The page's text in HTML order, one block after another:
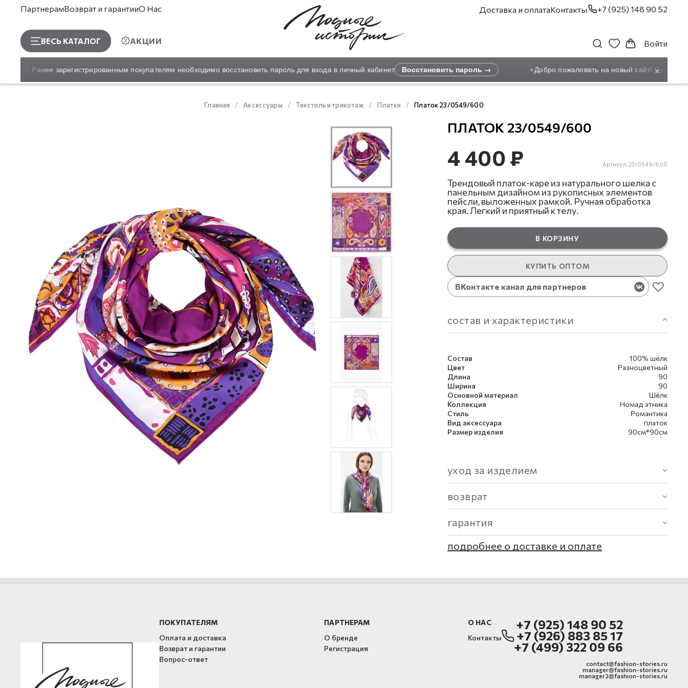
ПартнерамВозврат и гарантииО Нас
ВЕСЬ КАТАЛОГ АКЦИИ
Доставка и оплатаКонтакты +7 (925) 148 90 52
Войти
сайт! Ранее зарегистрированным покупателям необходимо восстановить пароль для входа в личный кабинет Восстановить пароль → Добро пожаловать на новый сайт! Ранее
×
Главная Аксессуары Текстиль и трикотаж Платки Платок 23/0549/600
ПЛАТОК 23/0549/600
4 400 ₽ Артикул: 23/0549/600
Трендовый платок-каре из натурального шелка с
панельным дизайном из рукописных элементов
пейсли, выложенных рамкой. Ручная обработка
края. Легкий и приятный к телу.
В КОРЗИНУ
КУПИТЬ ОПТОМ
ВКонтакте канал для партнеров
состав и характеристики
Состав
100% шёлк
Цвет
Разноцветный
Длина
90
Ширина
90
Основной материал
Шёлк
Коллекция
Номад этника
Стиль
Романтика
Вид аксессуара
платок
Размер изделия
90см*90см
уход за изделием
возврат
гарантия
подробнее о доставке и оплате
ПОКУПАТЕЛЯМ
Оплата и доставка
Возврат и гарантии
Вопрос-ответ
ПАРТНЕРАМ
О бренде
Регистрация
О НАС
Контакты
+7 (925) 148 90 52
+7 (926) 883 85 17
+7 (499) 322 09 66
contact@fashion-stories.ru
manager@fashion-stories.ru
manager2@fashion-stories.ru